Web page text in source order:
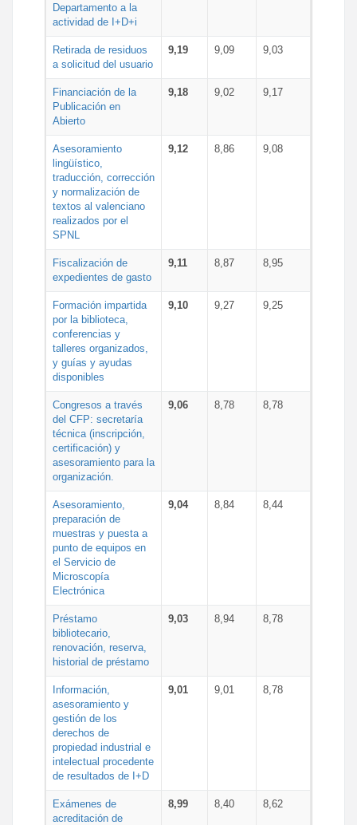
Departamento a la
actividad de I+D+i
Retirada de residuos
a solicitud del usuario
9,19 9,09 9,03
Financiación de la
Publicación en
Abierto
9,18 9,02 9,17
Asesoramiento
lingüístico,
traducción, corrección
y normalización de
textos al valenciano
realizados por el
SPNL
9,12 8,86 9,08
Fiscalización de
expedientes de gasto
9,11 8,87 8,95
Formación impartida
por la biblioteca,
conferencias y
talleres organizados,
y guías y ayudas
disponibles
9,10 9,27 9,25
Congresos a través
del CFP: secretaría
técnica (inscripción,
certificación) y
asesoramiento para la
organización.
9,06 8,78 8,78
Asesoramiento,
preparación de
muestras y puesta a
punto de equipos en
el Servicio de
Microscopía
Electrónica
9,04 8,84 8,44
Préstamo
bibliotecario,
renovación, reserva,
historial de préstamo
9,03 8,94 8,78
Información,
asesoramiento y
gestión de los
derechos de
propiedad industrial e
intelectual procedente
de resultados de I+D
9,01 9,01 8,78
Exámenes de
acreditación de
8,99 8,40 8,62